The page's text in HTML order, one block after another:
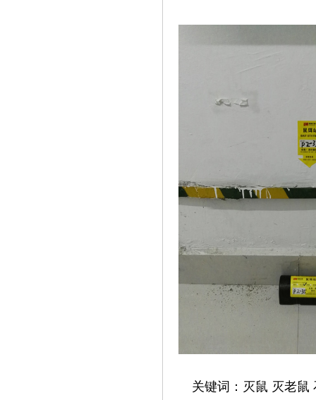
关键词：灭鼠 灭老